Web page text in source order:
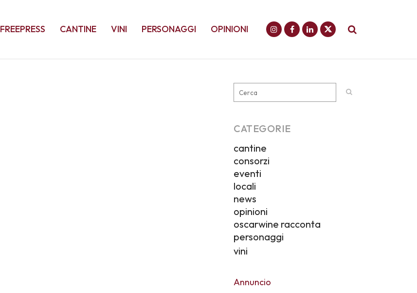
FREEPRESS CANTINE VINI PERSONAGGI OPINIONI
CATEGORIE
cantine
consorzi
eventi
locali
news
opinioni
oscarwine racconta
personaggi
vini
Annuncio